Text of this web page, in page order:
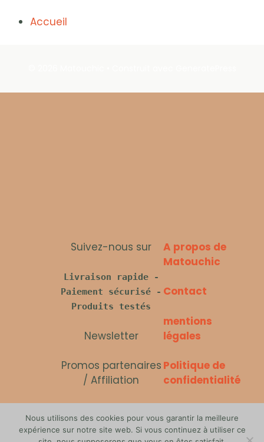
Accueil
Suivez-nous sur
Livraison rapide -
Paiement sécurisé -
Produits testés
Newsletter
Promos partenaires
/ Affiliation
A propos de
Matouchic
Contact
mentions
légales
Politique de
confidentialité
cookies
Nous utilisons des cookies pour vous garantir la meilleure
expérience sur notre site web. Si vous continuez à utiliser ce